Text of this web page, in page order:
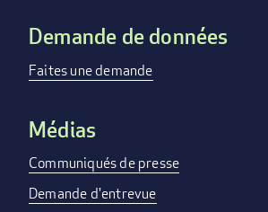
Demande de données
Faites une demande
Médias
Communiqués de presse
Demande d'entrevue